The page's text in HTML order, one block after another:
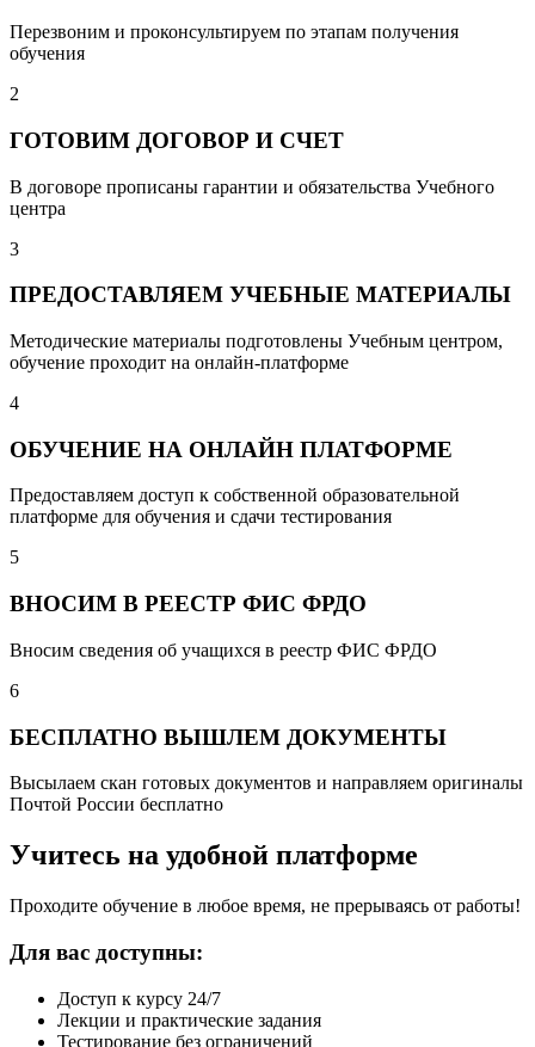
Перезвоним и проконсультируем по этапам получения
обучения
2
ГОТОВИМ ДОГОВОР И СЧЕТ
В договоре прописаны гарантии и обязательства Учебного
центра
3
ПРЕДОСТАВЛЯЕМ УЧЕБНЫЕ МАТЕРИАЛЫ
Методические материалы подготовлены Учебным центром,
обучение проходит на онлайн-платформе
4
ОБУЧЕНИЕ НА ОНЛАЙН ПЛАТФОРМЕ
Предоставляем доступ к собственной образовательной
платформе для обучения и сдачи тестирования
5
ВНОСИМ В РЕЕСТР ФИС ФРДО
Вносим сведения об учащихся в реестр ФИС ФРДО
6
БЕСПЛАТНО ВЫШЛЕМ ДОКУМЕНТЫ
Высылаем скан готовых документов и направляем оригиналы
Почтой России бесплатно
Учитесь на удобной платформе
Проходите обучение в любое время, не прерываясь от работы!
Для вас доступны:
Доступ к курсу 24/7
Лекции и практические задания
Тестирование без ограничений